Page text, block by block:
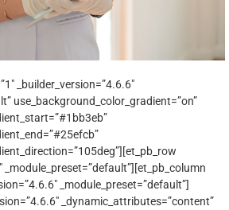
_builder_version=”4.6.6″
use_background_color_gradient=”on”
_module_preset=”default”][et_pb_column
_module_preset=”default”]
_dynamic_attributes=”content”